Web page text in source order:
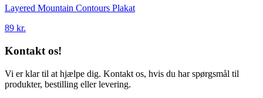
Layered Mountain Contours Plakat
89 kr.
Kontakt os!
Vi er klar til at hjælpe dig. Kontakt os, hvis du har spørgsmål til
produkter, bestilling eller levering.